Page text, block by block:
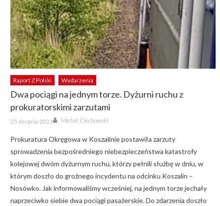
Raport Z Polski Wydarzenia
Dwa pociągi na jednym torze. Dyżurni ruchu z
prokuratorskimi zarzutami
Posted
on
25 sierpnia 2021 Author
Michał Ciechowski
Prokuratura Okręgowa w Koszalinie postawiła zarzuty
sprowadzenia bezpośredniego niebezpieczeństwa katastrofy
kolejowej dwóm dyżurnym ruchu, którzy pełnili służbę w dniu, w
którym doszło do groźnego incydentu na odcinku Koszalin –
Nosówko. Jak informowaliśmy wcześniej, na jednym torze jechały
naprzeciwko siebie dwa pociągi pasażerskie. Do zdarzenia doszło